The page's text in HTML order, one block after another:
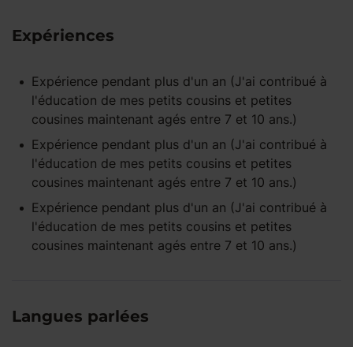
Expériences
Expérience pendant plus d'un an (J'ai contribué à
l'éducation de mes petits cousins et petites
cousines maintenant agés entre 7 et 10 ans.)
Expérience pendant plus d'un an (J'ai contribué à
l'éducation de mes petits cousins et petites
cousines maintenant agés entre 7 et 10 ans.)
Expérience pendant plus d'un an (J'ai contribué à
l'éducation de mes petits cousins et petites
cousines maintenant agés entre 7 et 10 ans.)
Langues parlées